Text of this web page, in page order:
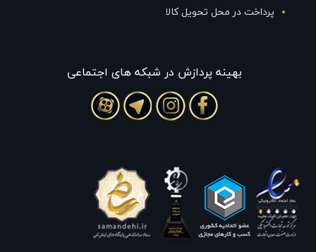
پرداخت در محل تحویل کالا
بهينه پردازش در شبکه های اجتماعی